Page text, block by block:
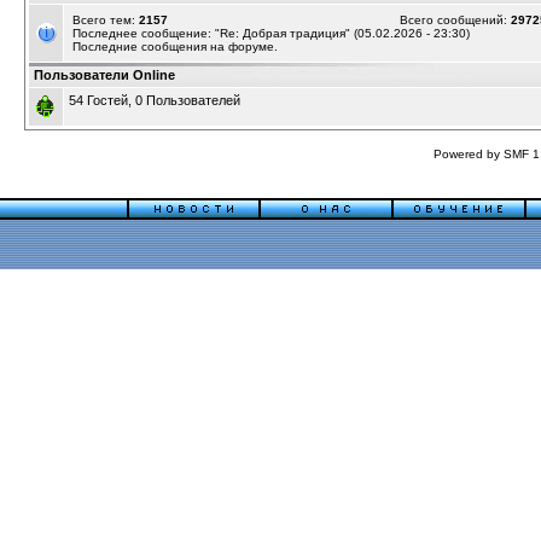
Всего тем: 2157 Всего сообщений:
Последнее сообщение: "Re: Добрая традиция" (05.02.2026 - 23:30)
Последние сообщения на форуме.
Пользователи Online
54 Гостей, 0 Пользователей
Powered by SMF